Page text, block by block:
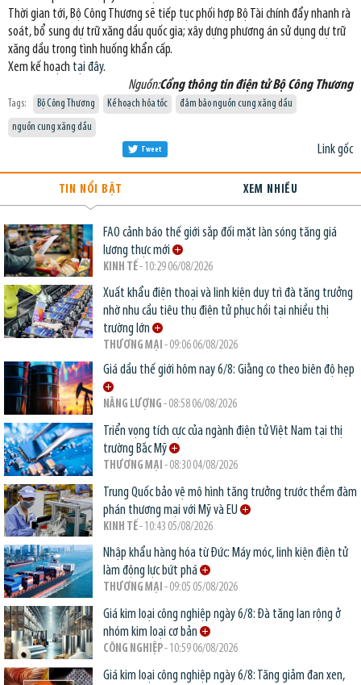
Thời gian tới, Bộ Công Thương sẽ tiếp tục phối hợp Bộ Tài chính đẩy nhanh rà
soát, bổ sung dự trữ xăng dầu quốc gia; xây dựng phương án sử dụng dự trữ
xăng dầu trong tình huống khẩn cấp.
Xem kế hoạch tại đây.
Nguồn:Cổng thông tin điện tử Bộ Công Thương
Tags: Bộ Công Thương Kế hoạch hỏa tốc
đảm bảo nguồn cung xăng dầu
nguồn cung xăng dầu
Link gốc
Tweet
TIN NỔI BẬT XEM NHIỀU
FAO cảnh báo thế giới sắp đối mặt làn sóng tăng giá
lương thực mới
KINH TẾ- 10:29 06/08/2026
Xuất khẩu điện thoại và linh kiện duy trì đà tăng trưởng
nhờ nhu cầu tiêu thụ điện tử phục hồi tại nhiều thị
trường lớn
THƯƠNG MẠI - 09:06 06/08/2026
Giá dầu thế giới hôm nay 6/8: Giằng co theo biên độ hẹp
NĂNG LƯỢNG - 08:58 06/08/2026
Triển vọng tích cực của ngành điện tử Việt Nam tại thị
trường Bắc Mỹ
THƯƠNG MẠI - 08:30 04/08/2026
Trung Quốc bảo vệ mô hình tăng trưởng trước thềm đàm
phán thương mại với Mỹ và EU
KINH TẾ- 10:43 05/08/2026
Nhập khẩu hàng hóa từ Đức: Máy móc, linh kiện điện tử
làm động lực bứt phá
THƯƠNG MẠI - 09:05 05/08/2026
Giá kim loại công nghiệp ngày 6/8: Đà tăng lan rộng ở
nhóm kim loại cơ bản
CÔNG NGHIỆP- 10:59 06/08/2026
Giá kim loại công nghiệp ngày 6/8: Tăng giảm đan xen,